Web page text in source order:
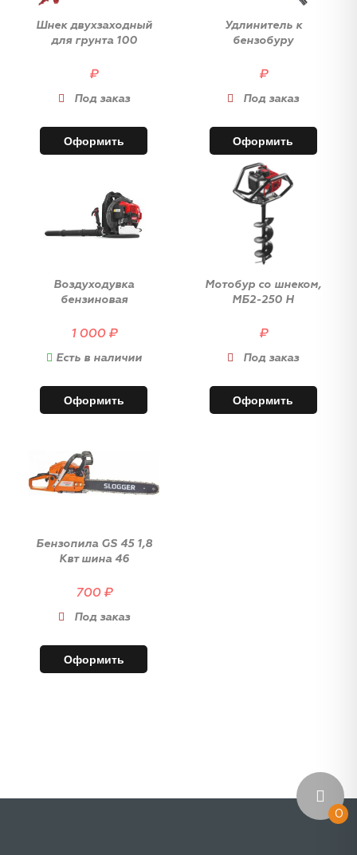
Шнек двухзаходный
для грунта 100
₽
Под заказ
Оформить
Удлинитель к
бензобуру
₽
Под заказ
Оформить
Воздуходувка
бензиновая
1 000 ₽
Есть в наличии
Оформить
Мотобур со шнеком,
МБ2-250 Н
₽
Под заказ
Оформить
Бензопила GS 45 1,8
Квт шина 46
700 ₽
Под заказ
Оформить
0